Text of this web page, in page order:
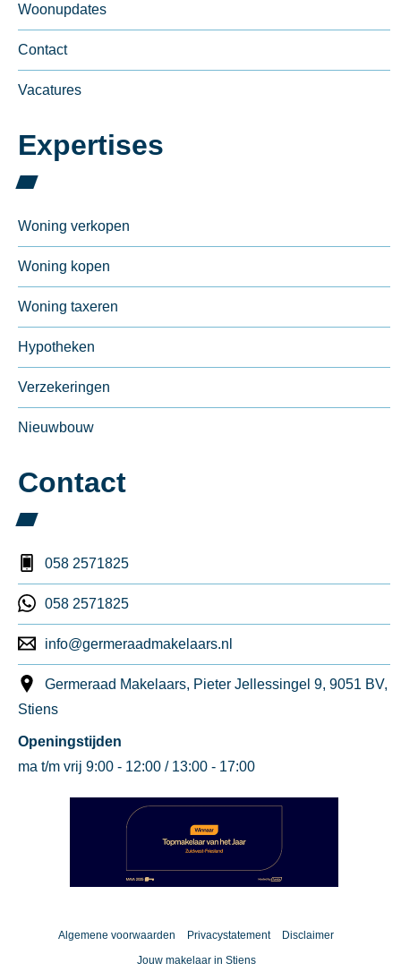
Woonupdates
Contact
Vacatures
Expertises
Woning verkopen
Woning kopen
Woning taxeren
Hypotheken
Verzekeringen
Nieuwbouw
Contact
058 2571825
058 2571825
info@germeraadmakelaars.nl
Germeraad Makelaars, Pieter Jellessingel 9, 9051 BV,
Stiens
Openingstijden
ma t/m vrij 9:00 - 12:00 / 13:00 - 17:00
Algemene voorwaarden Privacystatement
Disclaimer
Jouw makelaar in Stiens